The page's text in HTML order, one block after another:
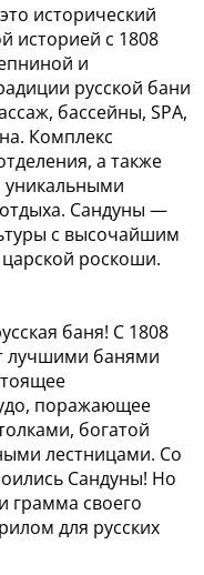
исторический
историей с 1808
и
русской бани
бассейны, SPA,
Комплекс
а также
Сандуны —
с высочайшим
роскоши.
баня! С 1808
лучшими банями
поражающее
богатой
лестницами. Со
Сандуны! Но
грамма своего
для русских